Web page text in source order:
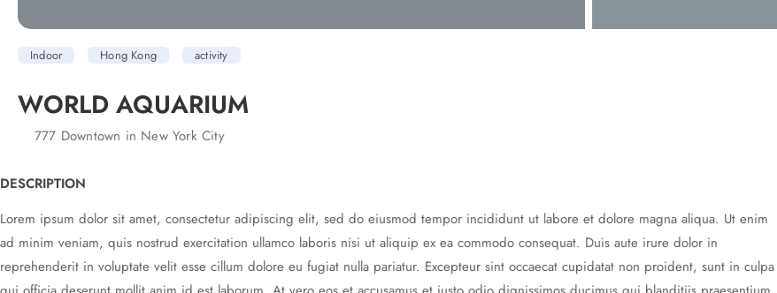
Indoor Hong Kong activity
WORLD AQUARIUM
777 Downtown in New York City
DESCRIPTION
Lorem ipsum dolor sit amet, consectetur adipiscing elit, sed do eiusmod tempor incididunt ut labore et dolore magna aliqua. Ut enim
ad minim veniam, quis nostrud exercitation ullamco laboris nisi ut aliquip ex ea commodo consequat. Duis aute irure dolor in
reprehenderit in voluptate velit esse cillum dolore eu fugiat nulla pariatur. Excepteur sint occaecat cupidatat non proident, sunt in culpa